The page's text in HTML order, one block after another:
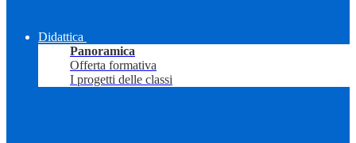
Didattica
Panoramica
Offerta formativa
I progetti delle classi